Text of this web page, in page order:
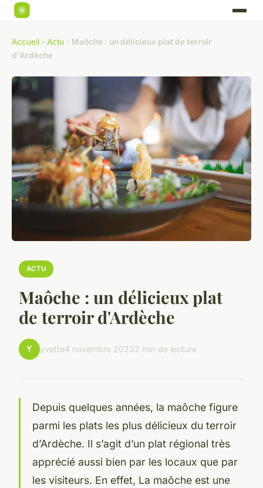
Accueil › Actu › Maôche : un délicieux plat de terroir
d'Ardèche
ACTU
Maôche : un délicieux plat
de terroir d'Ardèche
Y yvette4 novembre 20232 min de lecture
Depuis quelques années, la maôche figure
parmi les plats les plus délicieux du terroir
d’Ardèche. Il s’agit d’un plat régional très
apprécié aussi bien par les locaux que par
les visiteurs. En effet, La maôche est une